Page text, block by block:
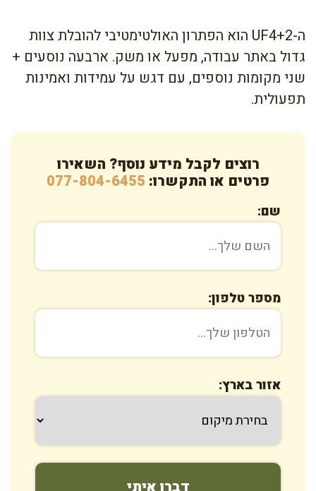
ה-UF4+2 הוא הפתרון האולטימטיבי להובלת צוות
גדול באתר עבודה, מפעל או משק. ארבעה נוסעים +
שני מקומות נוספים, עם דגש על עמידות ואמינות
תפעולית.
רוצים לקבל מידע נוסף? השאירו
פרטים או התקשרו: 077-804-6455
שם:
מספר טלפון:
אזור בארץ: